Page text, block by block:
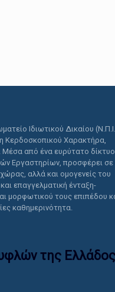
Ιδιωτικού Δικαίου
Κερδοσκοπικού Χαρακτήρα,
από ένα ευρύτατο δίκτυο
Εργαστηρίων, προσφέρει σε
αλλά και ομογενείς του
επαγγελματική ένταξη-
μορφωτικού τους επιπέδου
καθημερινότητα.
της